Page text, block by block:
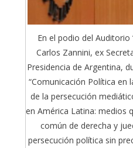
En el podio del Auditorio
Carlos Zannini, ex
Presidencia de Argentina,
“Comunicación Política en
de la persecución
en América Latina: medios
común de derecha y
persecución política sin